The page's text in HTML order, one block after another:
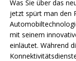
Was Sie über das
jetzt spürt man den
mit seinem
einläutet. Während